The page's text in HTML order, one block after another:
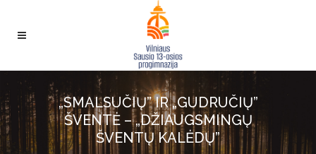
„SMALSUČIŲ” IR „GUDRUČIŲ”
ŠVENTĖ – „DŽIAUGSMINGŲ
ŠVENTŲ KALĖDŲ”